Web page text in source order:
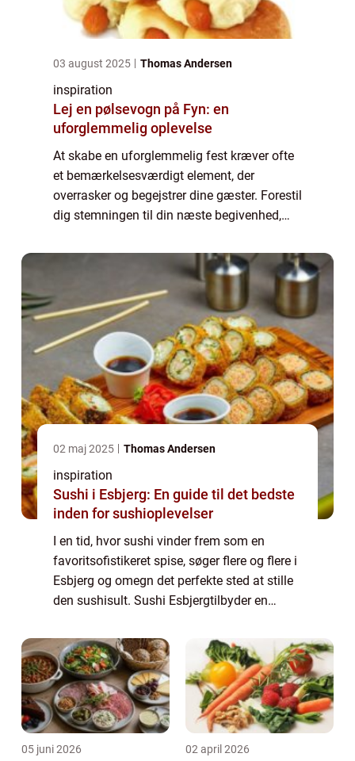
03 august 2025 Thomas Andersen
inspiration
Lej en pølsevogn på Fyn: en
uforglemmelig oplevelse
At skabe en uforglemmelig fest kræver ofte
et bemærkelsesværdigt element, der
overrasker og begejstrer dine gæster. Forestil
dig stemningen til din næste begivenhed,
02 maj 2025 Thomas Andersen
inspiration
Sushi i Esbjerg: En guide til det bedste
inden for sushioplevelser
I en tid, hvor sushi vinder frem som en
favoritsofistikeret spise, søger flere og flere i
Esbjerg og omegn det perfekte sted at stille
den sushisult. Sushi Esbjergtilbyder en
japanske køkken. I ...
05 juni 2026 02 april 2026